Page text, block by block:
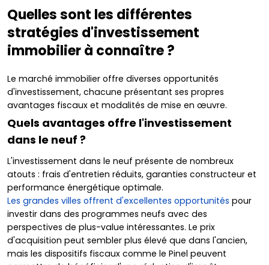
Quelles sont les différentes
stratégies d'investissement
immobilier à connaître ?
Le marché immobilier offre diverses opportunités
d'investissement, chacune présentant ses propres
avantages fiscaux et modalités de mise en œuvre.
Quels avantages offre l'investissement
dans le neuf ?
L'investissement dans le neuf présente de nombreux
atouts : frais d'entretien réduits, garanties constructeur et
performance énergétique optimale.
Les grandes villes offrent d'excellentes opportunités pour
investir dans des programmes neufs avec des
perspectives de plus-value intéressantes. Le prix
d'acquisition peut sembler plus élevé que dans l'ancien,
mais les dispositifs fiscaux comme le Pinel peuvent